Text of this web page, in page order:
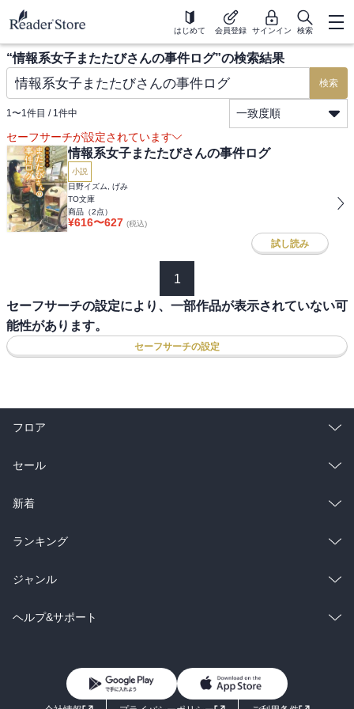
はじめて 会員登録 サインイン 検索
“情報系女子またたびさんの事件ログ”の検索結果
検索
1〜1件目 / 1件中
一致度順
セーフサーチが設定されています
情報系女子またたびさんの事件ログ
小説
日野イズム, げみ
TO文庫
商品（2点）
¥616〜627 (税込)
試し読み
1
セーフサーチの設定により、一部作品が表示されていない可
能性があります。
セーフサーチの設定
フロア
総合
ラノベ
雑誌・グラビア
BL・TL
セール
総合
ラノベ
雑誌・グラビア
BL・TL
新着
総合
ラノベ
雑誌・グラビア
ランキング
総合
ラノベ
ジャンル
コミック
ライトノベル 男子向けラノベ
ヘルプ&サポート
よくあるご質問
お問い合わせ